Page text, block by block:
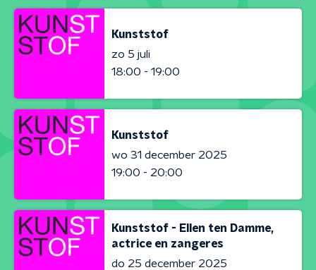
Kunststof
zo 5 juli
18:00 - 19:00
Kunststof
wo 31 december 2025
19:00 - 20:00
Kunststof - Ellen ten Damme,
actrice en zangeres
do 25 december 2025